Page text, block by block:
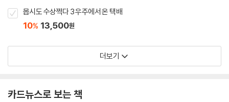
몹시도 수상쩍다 3 우주에서 온 택배
10% 13,500원
더보기
카드뉴스로 보는 책